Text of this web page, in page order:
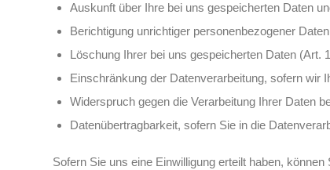
Auskunft über Ihre bei uns gespeicherten Daten
Berichtigung unrichtiger personenbezogener
Löschung Ihrer bei uns gespeicherten Daten (Art.
Einschränkung der Datenverarbeitung, sofern wir
Widerspruch gegen die Verarbeitung Ihrer Daten
Datenübertragbarkeit, sofern Sie in die
Sofern Sie uns eine Einwilligung erteilt haben,